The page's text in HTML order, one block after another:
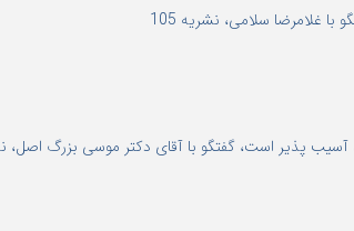
غلامرضا سلامی، نشریه 105
پذیر است، گفتگو با آقای دکتر موسی بزرگ اصل،